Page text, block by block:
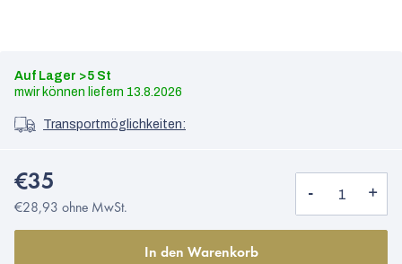
Auf Lager >5 St
13.8.2026
Transportmöglichkeiten:
€35
€28,93 ohne MwSt.
In den Warenkorb